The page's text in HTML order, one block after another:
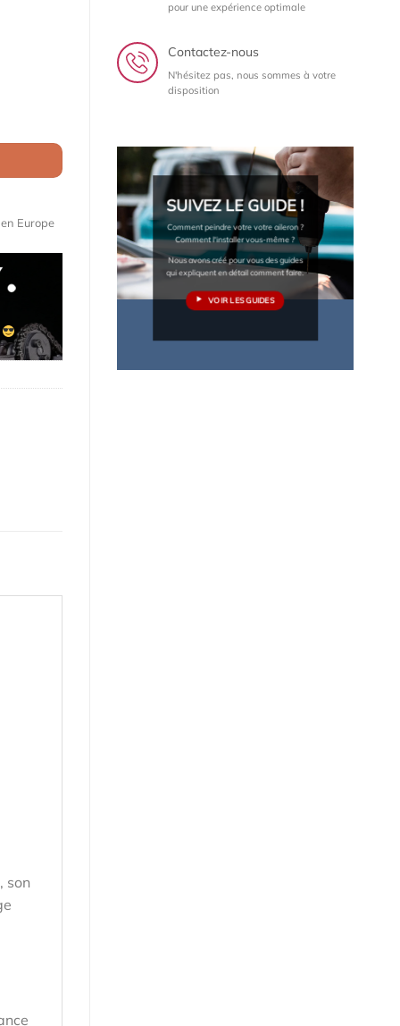
pour une expérience optimale
Contactez-nous
N'hésitez pas, nous sommes à votre
disposition
SUIVEZ LE GUIDE !
Comment peindre votre votre aileron ?
Comment l'installer vous-même ?
Nous avons créé pour vous des guides
qui expliquent en détail comment faire.
VOIR LES GUIDES
Europe
son